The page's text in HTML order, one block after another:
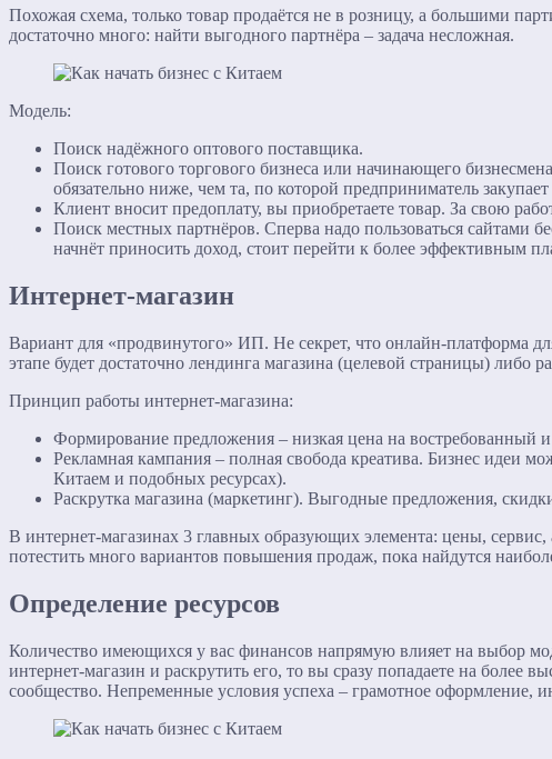
Похожая схема, только товар продаётся не в розницу, а большими
достаточно много: найти выгодного партнёра – задача несложная.
Модель:
Поиск надёжного оптового поставщика.
Поиск готового торгового бизнеса или начинающего
обязательно ниже, чем та, по которой предприниматель закупает
Клиент вносит предоплату, вы приобретаете товар. За свою
Поиск местных партнёров. Сперва надо пользоваться сайтами
начнёт приносить доход, стоит перейти к более эффективным
Интернет-магазин
Вариант для «продвинутого» ИП. Не секрет, что онлайн-платформа
этапе будет достаточно лендинга магазина (целевой страницы) либо
Принцип работы интернет-магазина:
Формирование предложения – низкая цена на востребованный
Рекламная кампания – полная свобода креатива. Бизнес идеи
Китаем и подобных ресурсах).
Раскрутка магазина (маркетинг). Выгодные предложения,
В интернет-магазинах 3 главных образующих элемента: цены,
потестить много вариантов повышения продаж, пока найдутся
Определение ресурсов
Количество имеющихся у вас финансов напрямую влияет на выбор
интернет-магазин и раскрутить его, то вы сразу попадаете на
сообщество. Непременные условия успеха – грамотное оформление,